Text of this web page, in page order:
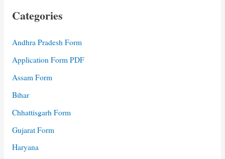
Categories
Andhra Pradesh Form
Application Form PDF
Assam Form
Bihar
Chhattisgarh Form
Gujarat Form
Haryana